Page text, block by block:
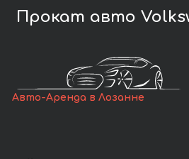
Прокат авто
Авто-Аренда в Лозанне